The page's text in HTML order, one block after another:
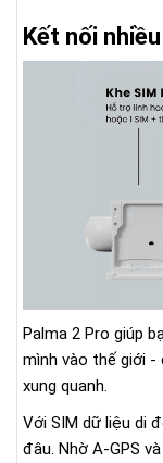
Kết nối
Palma 2 Pro giúp
mình vào thế giới -
xung quanh.
Với SIM dữ liệu di
đâu. Nhờ A-GPS